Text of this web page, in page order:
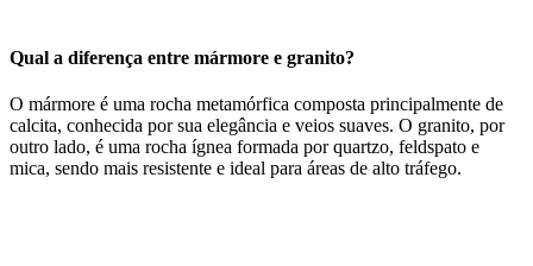
Qual a diferença entre mármore e granito?
O mármore é uma rocha metamórfica composta principalmente de
calcita, conhecida por sua elegância e veios suaves. O granito, por
outro lado, é uma rocha ígnea formada por quartzo, feldspato e
mica, sendo mais resistente e ideal para áreas de alto tráfego.